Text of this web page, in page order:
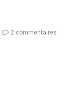
2 commentaires